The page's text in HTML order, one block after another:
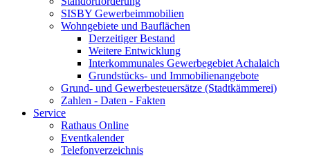
SISBY Gewerbeimmobilien
Wohngebiete und Bauflächen
Derzeitiger Bestand
Weitere Entwicklung
Interkommunales Gewerbegebiet Achalaich
Grundstücks- und Immobilienangebote
Grund- und Gewerbesteuersätze (Stadtkämmerei)
Zahlen - Daten - Fakten
Service
Rathaus Online
Eventkalender
Telefonverzeichnis